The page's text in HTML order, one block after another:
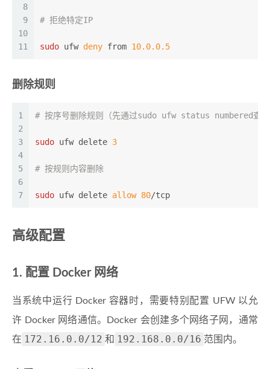
8
9
10
11
# 拒绝特定IP
sudo ufw deny from 10.0.0.5
删除规则
1
2
3
4
5
6
7
# 按序号删除规则（先通过sudo ufw status numbered查看
sudo ufw delete 3
# 按规则内容删除
sudo ufw delete allow 80/tcp
高级配置
1. 配置 Docker 网络
当系统中运行 Docker 容器时，需要特别配置 UFW 以允
许 Docker 网络通信。Docker 会创建多个网络子网，通常
在 172.16.0.0/12 和 192.168.0.0/16 范围内。